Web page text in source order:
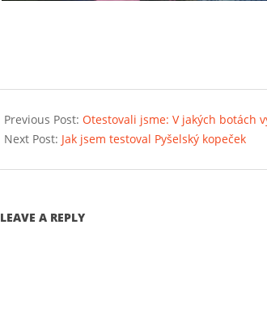
02-
28
Previous Post: Otestovali jsme: V jakých botách
Next Post: Jak jsem testoval Pyšelský kopeček
LEAVE A REPLY